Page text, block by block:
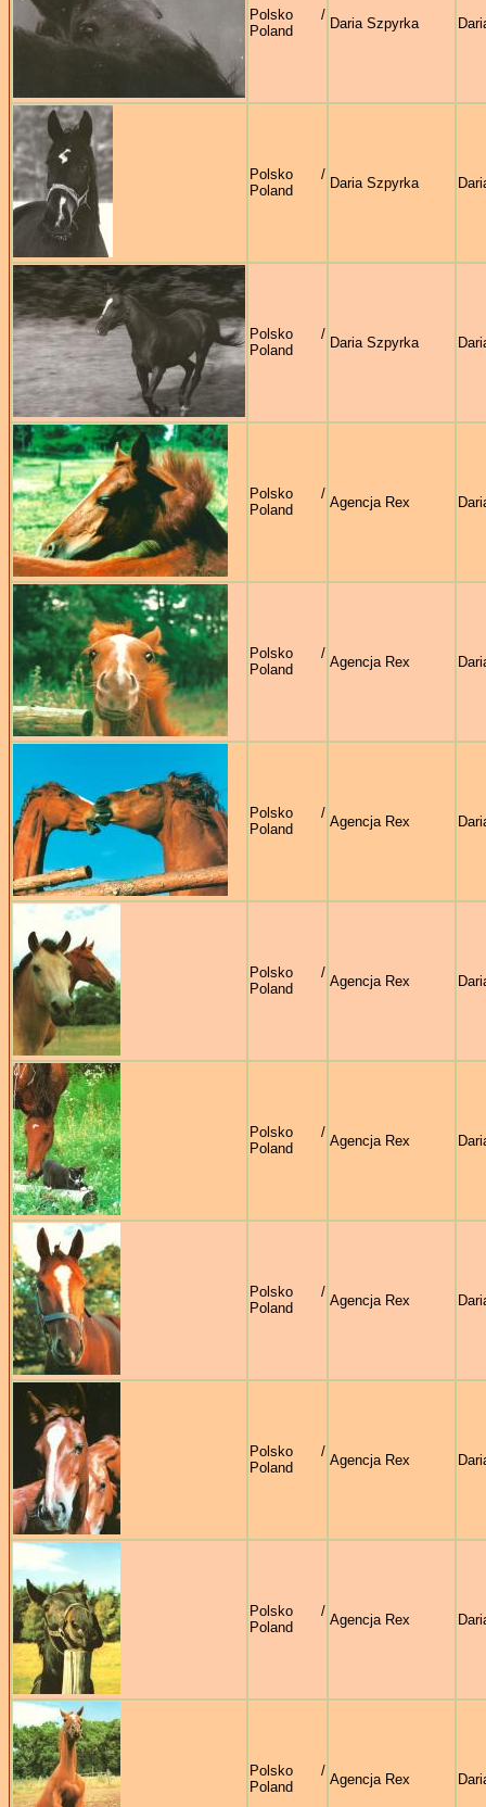
Polsko /
Poland
Daria Szpyrka
Polsko /
Poland
Daria Szpyrka
Polsko /
Poland
Daria Szpyrka
Polsko /
Poland
Agencja Rex
Polsko /
Poland
Agencja Rex
Polsko /
Poland
Agencja Rex
Polsko /
Poland
Agencja Rex
Polsko /
Poland
Agencja Rex
Polsko /
Poland
Agencja Rex
Polsko /
Poland
Agencja Rex
Polsko /
Poland
Agencja Rex
Polsko /
Poland
Agencja Rex